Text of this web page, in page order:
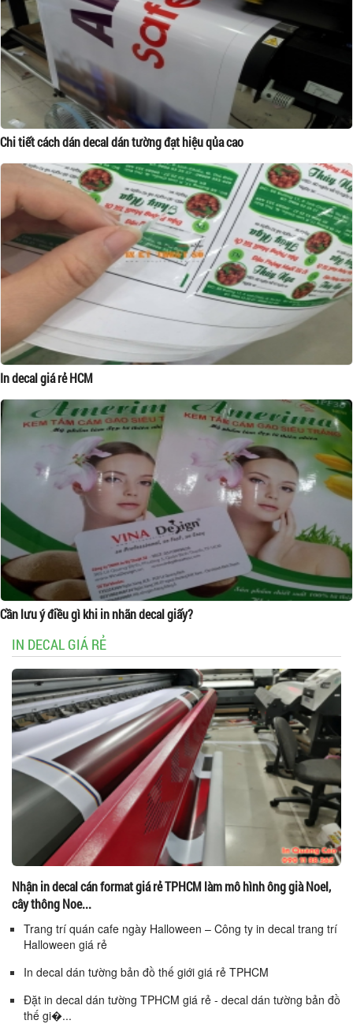
Chi tiết cách dán decal dán tường đạt hiệu qủa cao
In decal giá rẻ HCM
Cần lưu ý điều gì khi in nhãn decal giấy?
IN DECAL GIÁ RẺ
Nhận in decal cán format giá rẻ TPHCM làm mô hình ông già Noel,
cây thông Noe...
Trang trí quán cafe ngày Halloween – Công ty in decal trang trí
Halloween giá rẻ
In decal dán tường bản đồ thế giới giá rẻ TPHCM
Đặt in decal dán tường TPHCM giá rẻ - decal dán tường bản đồ
thế gi�...